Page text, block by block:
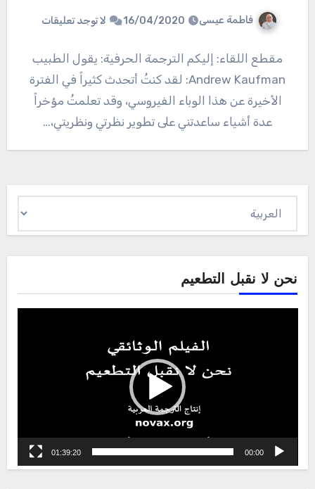
فاطمة عيسى 16/04/2020 لا توجد تعليقات
مقطع اللقاء: إليكم الترجمة الحرفية: يقول الطبيب
Andrew Kaufman: لقد كنتُ أتحدث كثيراً في الفترة
الأخيرة عن هذا الوباء الفيروسي، وقد تعلمتُ مؤخراً
عدة أشياء ساعدتني على تطوير نظرتي ونظريتي،…
نحن لا نقبل التطعيم
00:00
01:39:20